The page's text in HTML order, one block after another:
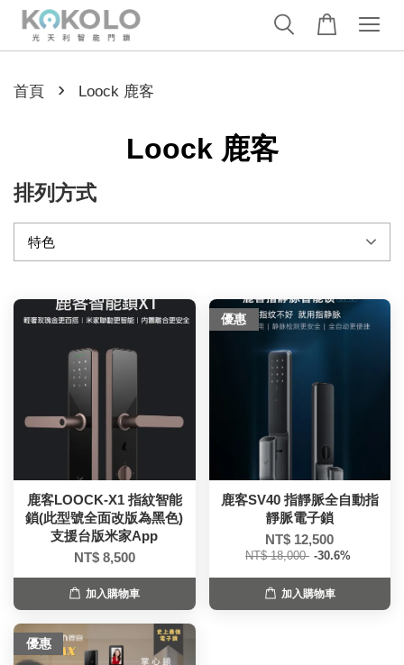
首頁 › Loock 鹿客
Loock 鹿客
排列方式
鹿客LOOCK-X1 指紋智能
鎖(此型號全面改版為黑色)
支援台版米家App
NT$ 8,500
加入購物車
優惠
鹿客SV40 指靜脈全自動指
靜脈電子鎖
NT$ 12,500
NT$ 18,000 -30.6%
加入購物車
優惠